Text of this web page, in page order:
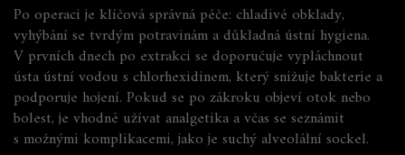
Po operaci je klíčová správná péče: chladivé obklady,
vyhýbání se tvrdým potravinám a důkladná ústní hygiena.
V prvních dnech po extrakci se doporučuje vypláchnout
ústa ústní vodou s chlorhexidinem, který snižuje bakterie a
podporuje hojení. Pokud se po zákroku objeví otok nebo
bolest, je vhodné užívat analgetika a včas se seznámit
s možnými komplikacemi, jako je suchý alveolální sockel.